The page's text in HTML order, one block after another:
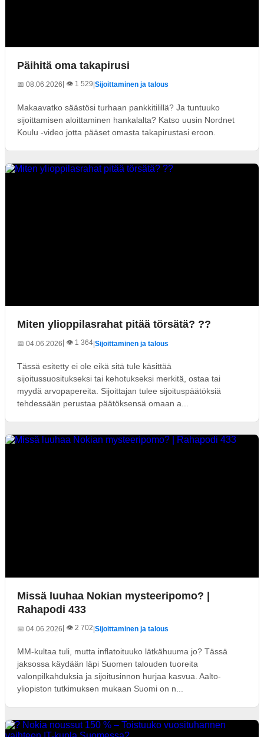
Päihitä oma takapirusi
📅 08.06.2026| 👁️ 1 529 Sijoittaminen ja talous
Makaavatko säästösi turhaan pankkitilillä? Ja tuntuuko
sijoittamisen aloittaminen hankalalta? Katso uusin Nordnet
Koulu -video jotta pääset omasta takapirustasi eroon.
Miten ylioppilasrahat pitää törsätä? ??
📅 04.06.2026 | 👁️ 1 364|Sijoittaminen ja talous
Tässä esitetty ei ole eikä sitä tule käsittää
sijoitussuositukseksi tai kehotukseksi merkitä, ostaa tai
myydä arvopapereita. Sijoittajan tulee sijoituspäätöksiä
tehdessään perustaa päätöksensä omaan a...
Missä luuhaa Nokian mysteeripomo? |
Rahapodi 433
📅 04.06.2026 | 👁️ 2 702|Sijoittaminen ja talous
MM-kultaa tuli, mutta inflatoituuko lätkähuuma jo? Tässä
jaksossa käydään läpi Suomen talouden tuoreita
valonpilkahduksia ja sijoitusinnon hurjaa kasvua. Aalto-
yliopiston tutkimuksen mukaan Suomi on n...